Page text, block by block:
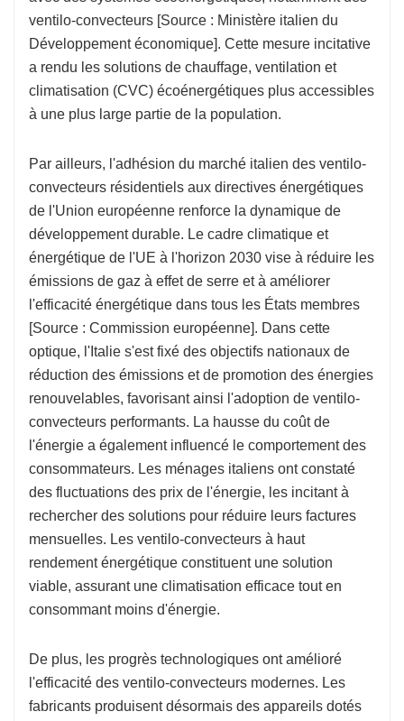
ventilo-convecteurs [Source : Ministère italien du
Développement économique]. Cette mesure incitative
a rendu les solutions de chauffage, ventilation et
climatisation (CVC) écoénergétiques plus accessibles
à une plus large partie de la population.
Par ailleurs, l'adhésion du marché italien des ventilo-
convecteurs résidentiels aux directives énergétiques
de l'Union européenne renforce la dynamique de
développement durable. Le cadre climatique et
énergétique de l'UE à l'horizon 2030 vise à réduire les
émissions de gaz à effet de serre et à améliorer
l'efficacité énergétique dans tous les États membres
[Source : Commission européenne]. Dans cette
optique, l'Italie s'est fixé des objectifs nationaux de
réduction des émissions et de promotion des énergies
renouvelables, favorisant ainsi l'adoption de ventilo-
convecteurs performants. La hausse du coût de
l'énergie a également influencé le comportement des
consommateurs. Les ménages italiens ont constaté
des fluctuations des prix de l'énergie, les incitant à
rechercher des solutions pour réduire leurs factures
mensuelles. Les ventilo-convecteurs à haut
rendement énergétique constituent une solution
viable, assurant une climatisation efficace tout en
consommant moins d'énergie.
De plus, les progrès technologiques ont amélioré
l'efficacité des ventilo-convecteurs modernes. Les
fabricants produisent désormais des appareils dotés